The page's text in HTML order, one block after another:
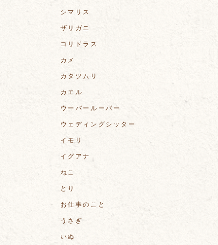
シマリス
ザリガニ
コリドラス
カメ
カタツムリ
カエル
ウーパールーパー
ウェディングシッター
イモリ
イグアナ
ねこ
とり
お仕事のこと
うさぎ
いぬ